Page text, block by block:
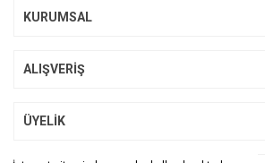
KURUMSAL
ALIŞVERİŞ
ÜYELİK